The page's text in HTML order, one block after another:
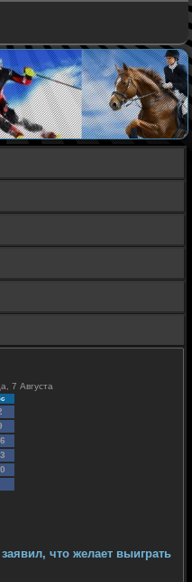
7 Августа
что желает выиграть